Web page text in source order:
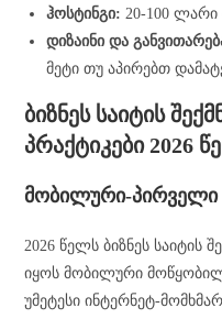
ჰოსტინგი: 20-100 ლარი
დიზაინი და
მეტი თუ აპირებთ
ბიზნეს საიტის
პრაქტიკები 2026
მობილური-
2026 წელს ბიზნეს საიტის
იყოს მობილური
უმეტესი ინტერნეტ-